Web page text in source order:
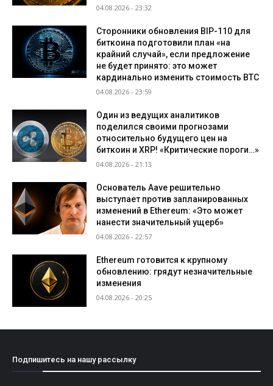
04.08.2026 - 23:32
Сторонники обновления BIP-110 для
биткоина подготовили план «на
крайний случай», если предложение
не будет принято: это может
кардинально изменить стоимость BTC
04.08.2026 - 23:59
Один из ведущих аналитиков
поделился своими прогнозами
относительно будущего цен на
биткоин и XRP! «Критические пороги…»
04.08.2026 - 21:13
Основатель Aave решительно
выступает против запланированных
изменений в Ethereum: «Это может
нанести значительный ущерб»
04.08.2026 - 22:57
Ethereum готовится к крупному
обновлению: грядут незначительные
изменения
04.08.2026 - 20:25
Подпишитесь на нашу рассылку